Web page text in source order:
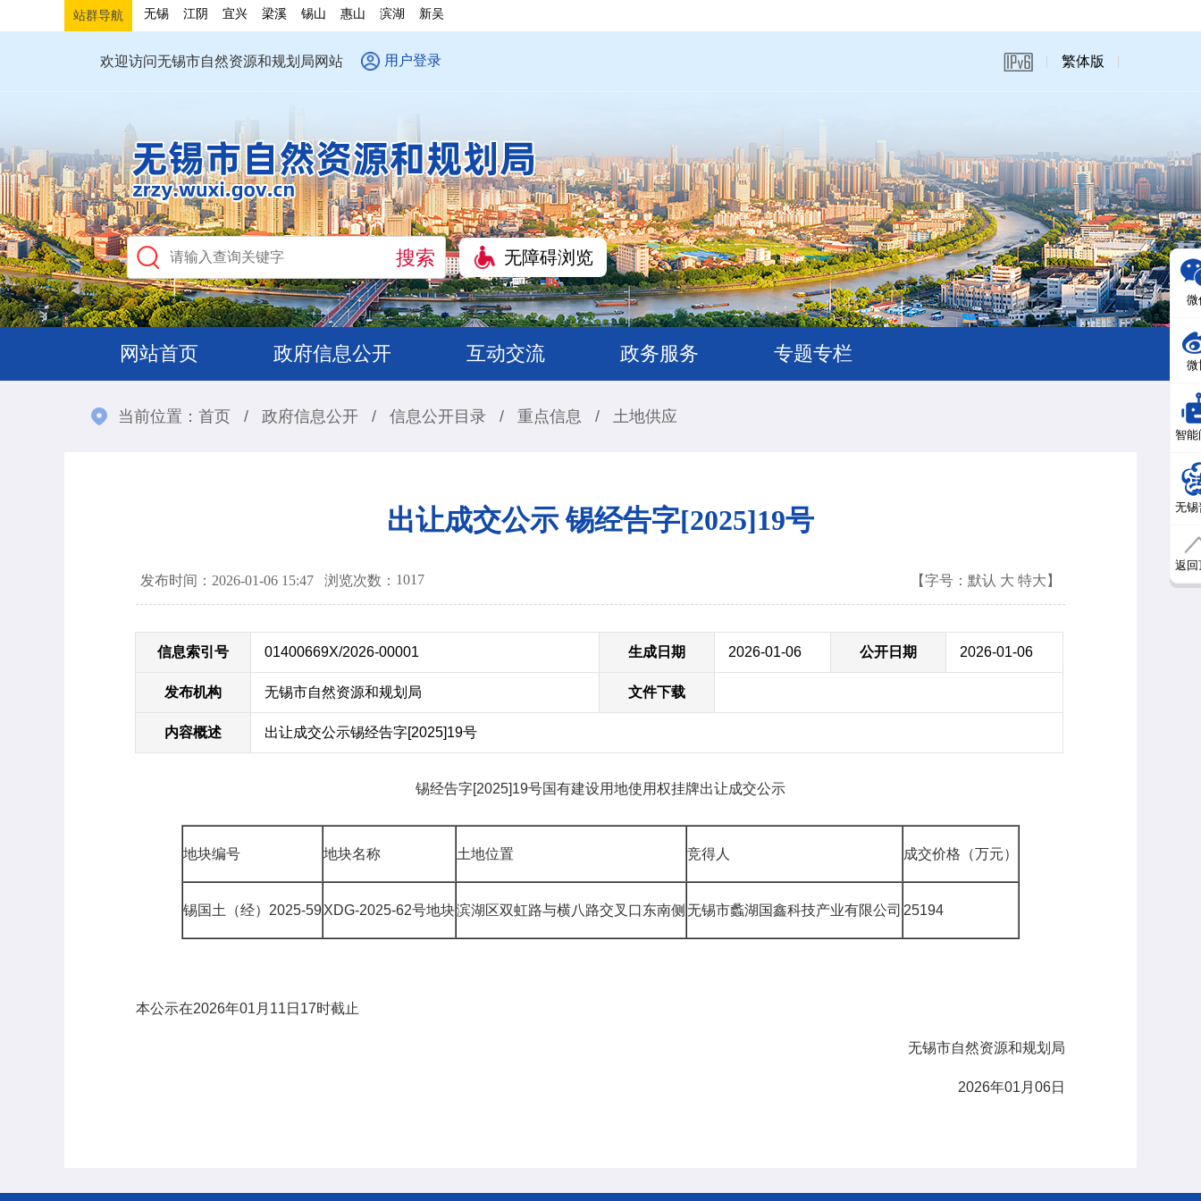
站群导航 无锡 江阴 宜兴 梁溪 锡山 惠山 滨湖 新吴
欢迎访问无锡市自然资源和规划局网站 用户登录 繁体版
无障碍浏览
网站首页 政府信息公开 互动交流 政务服务 专题专栏
当前位置： 首页 / 政府信息公开 / 信息公开目录 / 重点信息 / 土地供应
出让成交公示 锡经告字[2025]19号
发布时间：2026-01-06 15:47 浏览次数： 1017 【字号： 默认 大 特大 】
信息索引号 01400669X/2026-00001 生成日期 2026-01-06 公开日期 2026-01-06
发布机构 无锡市自然资源和规划局 文件下载
内容概述 出让成交公示锡经告字[2025]19号
锡经告字[2025]19号国有建设用地使用权挂牌出让成交公示
地块编号 地块名称 土地位置 竞得人 成交价格（万元）
锡国土（经）2025-59XDG-2025-62号地块滨湖区双虹路与横八路交叉口东南侧 无锡市蠡湖国鑫科技产业有限公司 25194
本公示在2026年01月11日17时截止
无锡市自然资源和规划局
2026年01月06日
微
微
智能
无锡
返回